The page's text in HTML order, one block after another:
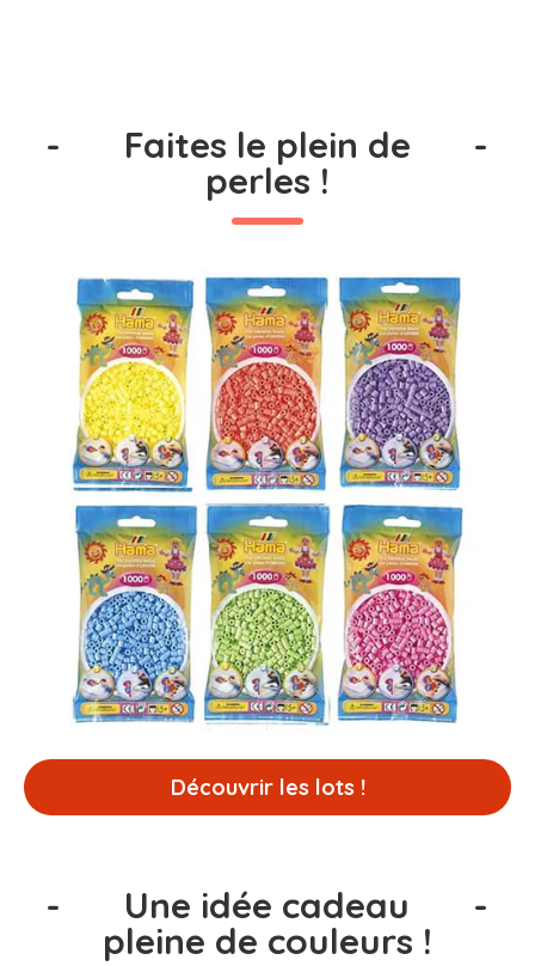
- Faites le plein de
perles !
-
Découvrir les lots !
- Une idée cadeau
pleine de couleurs !
-